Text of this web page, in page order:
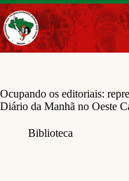
Pular
para
o
conteúdo
Ocupando os editoriais:
Diário da Manhã no Oeste
Biblioteca